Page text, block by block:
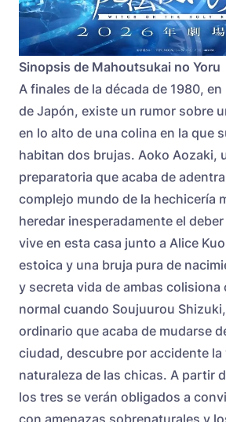
Sinopsis de Mahoutsukai no Yoru
A finales de la década de 1980,
de Japón, existe un rumor sobre
en lo alto de una colina en la que
habitan dos brujas. Aoko Aozaki,
preparatoria que acaba de
complejo mundo de la hechicería
heredar inesperadamente el
vive en esta casa junto a Alice
estoica y una bruja pura de
y secreta vida de ambas colisiona
normal cuando Soujuurou
ordinario que acaba de mudarse
ciudad, descubre por accidente la
naturaleza de las chicas. A partir
los tres se verán obligados a